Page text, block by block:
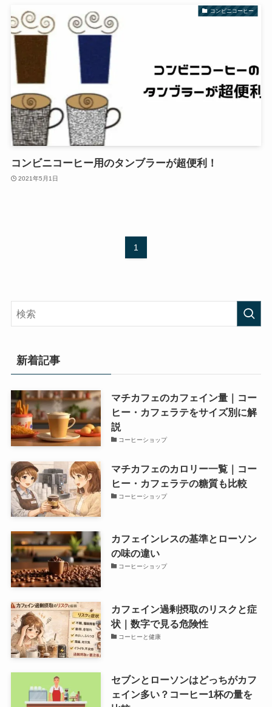
コンビニコーヒー
コンビニコーヒー用のタンブラーが超便利！
2021年5月1日
1
新着記事
マチカフェのカフェイン量｜コー
ヒー・カフェラテをサイズ別に解
説
コーヒーショップ
マチカフェのカロリー一覧｜コー
ヒー・カフェラテの糖質も比較
コーヒーショップ
カフェインレスの基準とローソン
の味の違い
コーヒーショップ
カフェイン過剰摂取のリスクと症
状｜数字で見る危険性
コーヒーと健康
セブンとローソンはどっちがカフ
ェイン多い？コーヒー1杯の量を